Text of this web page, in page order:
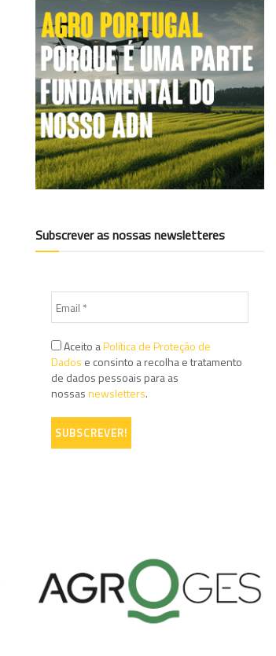
Subscrever as nossas newsletteres
Aceito aPolítica de Proteção de
Dados e consinto a recolha e tratamento
de dados pessoais para as
nossasnewsletters.